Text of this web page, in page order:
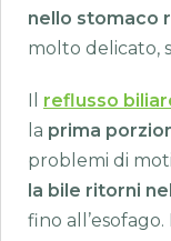
nello stomaco
molto delicato,
Il reflusso
la prima
problemi di
la bile ritorni
fino